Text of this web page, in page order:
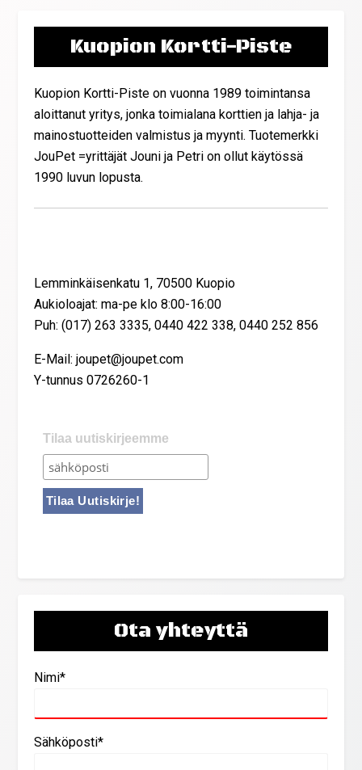
Kuopion Kortti-Piste
Kuopion Kortti-Piste on vuonna 1989 toimintansa
aloittanut yritys, jonka toimialana korttien ja lahja- ja
mainostuotteiden valmistus ja myynti. Tuotemerkki
JouPet =yrittäjät Jouni ja Petri on ollut käytössä
1990 luvun lopusta.
Lemminkäisenkatu 1, 70500 Kuopio
Aukioloajat: ma-pe klo 8:00-16:00
Puh: (017) 263 3335, 0440 422 338, 0440 252 856
E-Mail: joupet@joupet.com
Y-tunnus 0726260-1
Tilaa uutiskirjeemme
Ota yhteyttä
Nimi*
Sähköposti*